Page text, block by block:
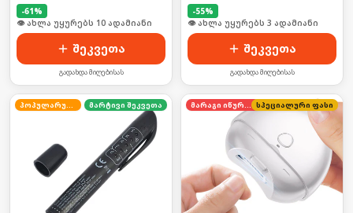
-61%
🛒 ბოლო 24სთ-ში იყიდა 15-მა
შეკვეთა
გადახდა მიღებისას
-55%
🛒 ბოლო 24სთ-ში იყიდა 5-მა
შეკვეთა
გადახდა მიღებისას
პოპულარული მარტივი შეკვეთა მარაგი იწურება სპეციალური ფასი